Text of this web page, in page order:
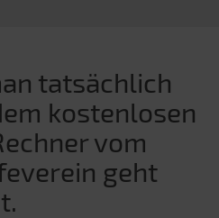
tatsächlich
kostenlosen
vom
geht